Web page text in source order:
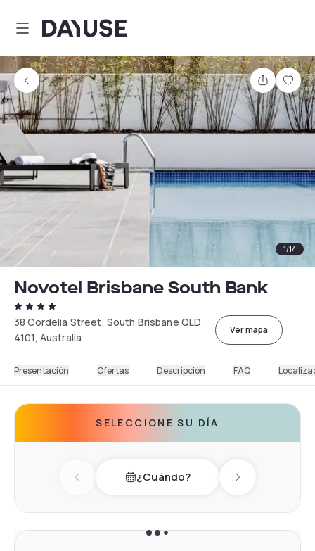
Dayuse
1/14
Novotel Brisbane South Bank
38 Cordelia Street, South Brisbane QLD
4101, Australia
Ver mapa
Presentación Ofertas Descripción FAQ
SELECCIONE SU DÍA
Previous day¿Cuándo? Next day